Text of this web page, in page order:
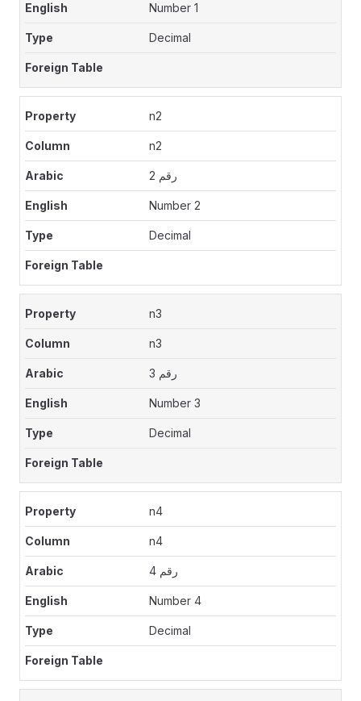
Number 1
Decimal
n2
n2
رقم 2
Number 2
Decimal
n3
n3
رقم 3
Number 3
Decimal
n4
n4
رقم 4
Number 4
Decimal